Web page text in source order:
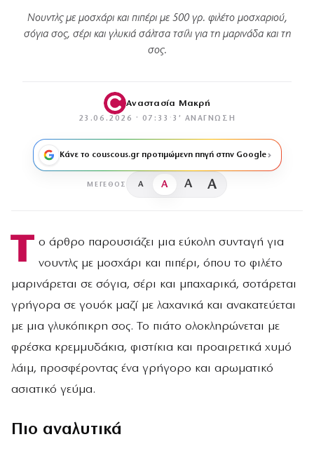
Νουντλς με μοσχάρι και πιπέρι με 500 γρ. φιλέτο μοσχαριού,
σόγια σος, σέρι και γλυκιά σάλτσα τσίλι για τη μαρινάδα και τη
σος.
Αναστασία Μακρή
23.06.2026 · 07:33 · 3′ ΑΝΆΓΝΩΣΗ
Κάνε το couscous.gr προτιμώμενη πηγή στην Google
ΜΈΓΕΘΟΣ A A A A
Τ ο άρθρο παρουσιάζει μια εύκολη συνταγή για
νουντλς με μοσχάρι και πιπέρι, όπου το φιλέτο
μαρινάρεται σε σόγια, σέρι και μπαχαρικά, σοτάρεται
γρήγορα σε γουόκ μαζί με λαχανικά και ανακατεύεται
με μια γλυκόπικρη σος. Το πιάτο ολοκληρώνεται με
φρέσκα κρεμμυδάκια, φιστίκια και προαιρετικά χυμό
λάιμ, προσφέροντας ένα γρήγορο και αρωματικό
ασιατικό γεύμα.
Πιο αναλυτικά